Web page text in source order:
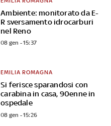
Ambiente: monitorato da E-
R sversamento idrocarburi
nel Reno
08 gen - 15:37
Si ferisce sparandosi con
carabina in casa, 90enne in
ospedale
EMILIA ROMAGNA
08 gen - 15:26